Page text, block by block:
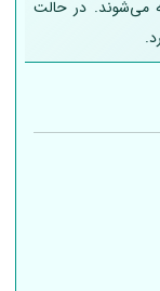
می‌شوند. در حالت